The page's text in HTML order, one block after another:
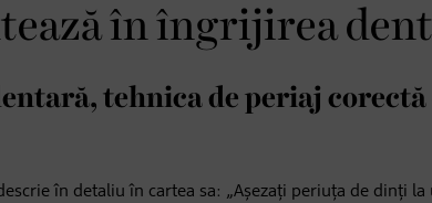
în îngrijirea
tehnica de periaj corectă
în detaliu în cartea sa: „Așezați periuța de dinți la